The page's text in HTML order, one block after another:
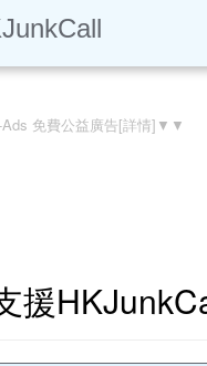
免費公益廣告[詳情]▼▼
援